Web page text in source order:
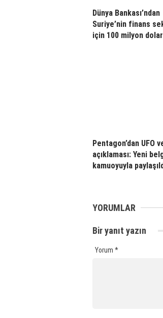
Dünya Bankası’ndan
Suriye’nin finans
için 100 milyon
Pentagon’dan UFO
açıklaması: Yeni
kamuoyuyla
YORUMLAR
Bir yanıt yazın
Yorum *